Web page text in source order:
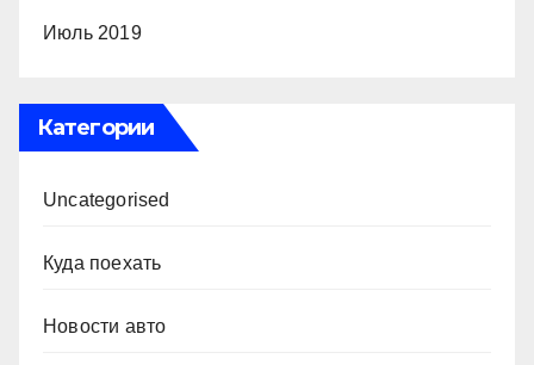
Июль 2019
Категории
Uncategorised
Куда поехать
Новости авто